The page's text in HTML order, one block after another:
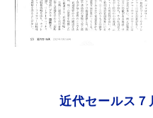
近代セールス７